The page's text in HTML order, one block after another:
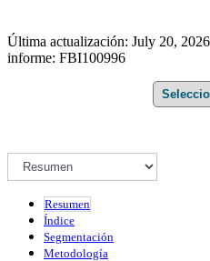
Última actualización: July 20,
informe: FBI100996
Resumen
Índice
Segmentación
Metodología